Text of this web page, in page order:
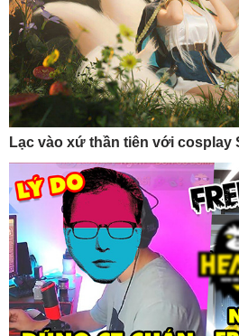
Lạc vào xứ thần tiên với cosplay